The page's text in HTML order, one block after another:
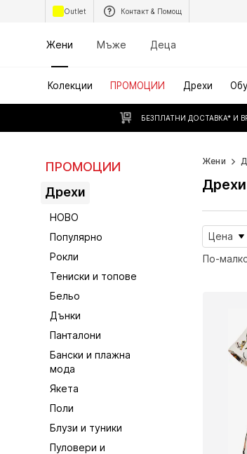
Outlet Контакт & Помощ
Жени Мъже Деца
Колекции ПРОМОЦИИ Дрехи
БЕЗПЛАТНИ ДОСТАВКА* И
ПРОМОЦИИ
Дрехи
НОВО
Популярно
Рокли
Тениски и топове
Бельо
Дънки
Панталони
Бански и плажна
мода
Якета
Поли
Блузи и туники
Пуловери и
Жени
Дрехи
Цена
По-